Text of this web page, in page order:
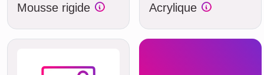
Mousse rigide Acrylique